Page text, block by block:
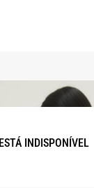
INDISPONÍVEL